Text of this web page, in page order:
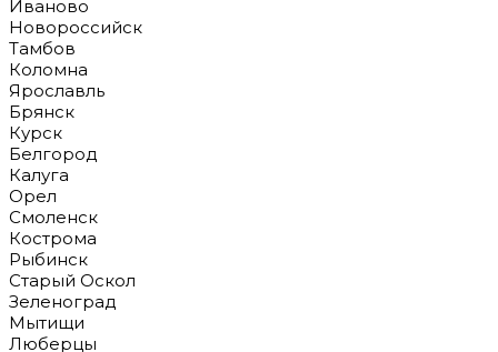
Иваново
Новороссийск
Тамбов
Коломна
Ярославль
Брянск
Курск
Белгород
Калуга
Орел
Смоленск
Кострома
Рыбинск
Старый Оскол
Зеленоград
Мытищи
Люберцы